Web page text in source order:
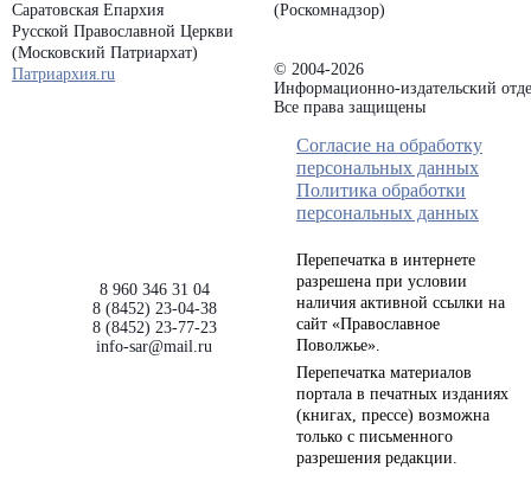
8 960 346 31 04
8 (8452) 23-04-38
8 (8452) 23-77-23
info-sar@mail.ru
Саратовская Епархия
Русской Православной Церкви
(Московский Патриархат)
Патриархия.ru
(Роскомнадзор)
© 2004-2026
Информационно-издательский
Все права защищены
Согласие на обработку
персональных данных
Политика обработки
персональных данных
Перепечатка в интернете
разрешена при условии
наличия активной ссылки на
сайт «Православное
Поволжье».
Перепечатка материалов
портала в печатных изданиях
(книгах, прессе) возможна
только с письменного
разрешения редакции.